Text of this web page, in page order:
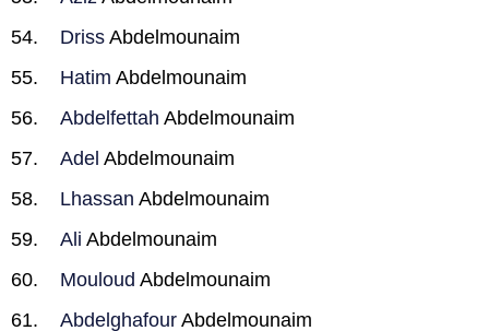
Driss Abdelmounaim
Hatim Abdelmounaim
Abdelfettah Abdelmounaim
Adel Abdelmounaim
Lhassan Abdelmounaim
Ali Abdelmounaim
Mouloud Abdelmounaim
Abdelghafour Abdelmounaim